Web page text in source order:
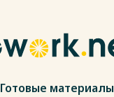
Готовые материалы